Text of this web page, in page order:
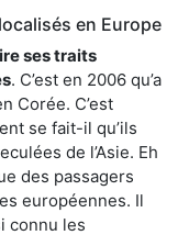
en Europe
ses traits
. C’est en 2006 qu’a
Corée. C’est
se fait-il qu’ils
de l’Asie. Eh
des passagers
européennes. Il
connu les